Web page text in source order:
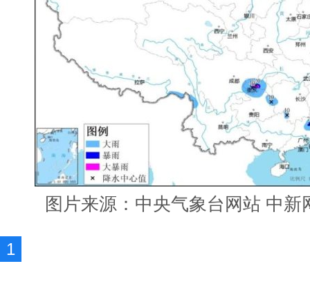
图片来源：中央气象台网站 中新
1